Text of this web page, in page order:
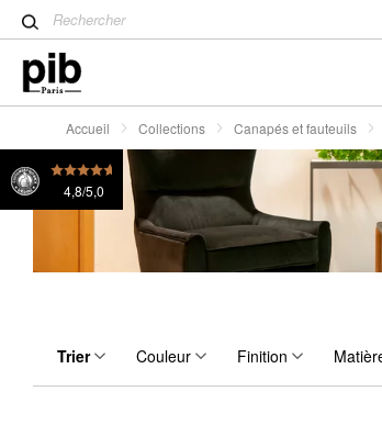
Wabi-Sabi
Accueil Collections Canapés et fauteuils
Trier Couleur Finition
4,8/5,0